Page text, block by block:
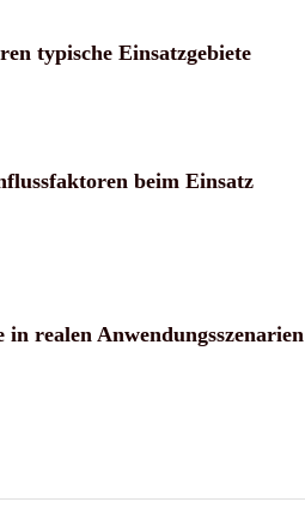
typische Einsatzgebiete
beim Einsatz
realen Anwendungsszenarien